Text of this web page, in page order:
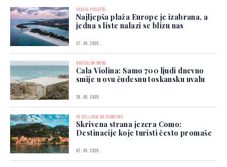
VRIJEDI POSJETITI
Najljepša plaža Europe je izabrana, a
jedna s liste nalazi se blizu nas
27. 05. 2025.
KRISTALNO MORE
Cala Violina: Samo 700 ljudi dnevno
smije u ovu čudesnu toskansku uvalu
26. 05. 2025.
OD BELLAGIA DO COMACINE
Skrivena strana jezera Como:
Destinacije koje turisti često promaše
07. 05. 2025.